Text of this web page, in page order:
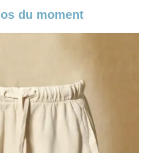
du moment